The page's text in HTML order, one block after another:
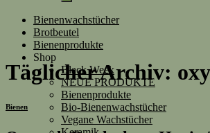
Bienenwachstücher
Brotbeutel
Bienenprodukte
Shop
Black Week
NEUE PRODUKTE
Bienenprodukte
Bio-Bienenwachstücher
Vegane Wachstücher
Täglicher Archiv:
Bienen